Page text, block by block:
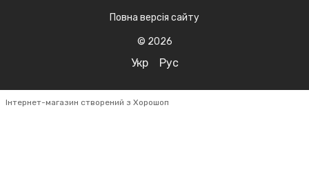
Повна версія сайту
© 2026
Укр Рус
Інтернет-магазин створений з Хорошоп